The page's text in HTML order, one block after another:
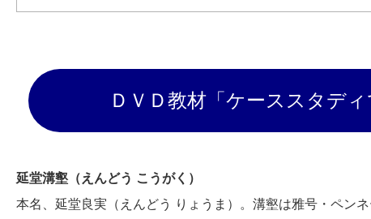
ＤＶＤ教材「ケーススタデ
延堂溝壑（えんどう こうがく）
本名、延堂良実（えんどう りょうま）。溝壑は雅号・ペン